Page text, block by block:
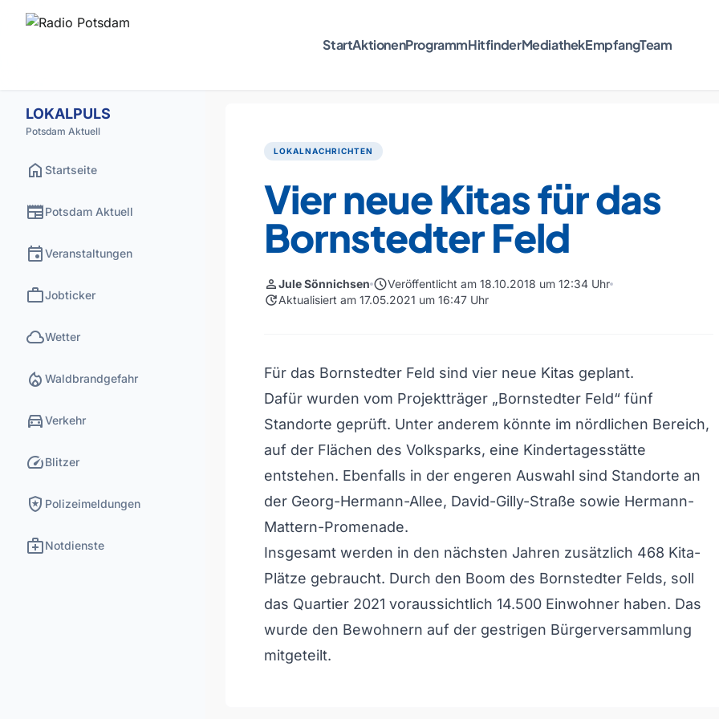
StartAktionenProgrammHitfinderMediathekEmpfangTeam
LOKALPULS
Potsdam Aktuell
home Startseite
newspaperPotsdam Aktuell
eventVeranstaltungen
workJobticker
cloudWetter
local_fire_department Waldbrandgefahr
directions_carVerkehr
speedBlitzer
local_police Polizeimeldungen
medical_servicesNotdienste
LOKALNACHRICHTEN
Vier neue Kitas für das
Bornstedter Feld
personJule Sönnichsen scheduleVeröffentlicht am 18.10.2018 um 12:34 Uhr
updateAktualisiert am 17.05.2021 um 16:47 Uhr
Für das Bornstedter Feld sind vier neue Kitas geplant.
Dafür wurden vom Projektträger „Bornstedter Feld“ fünf
Standorte geprüft. Unter anderem könnte im nördlichen Bereich,
auf der Flächen des Volksparks, eine Kindertagesstätte
entstehen. Ebenfalls in der engeren Auswahl sind Standorte an
der Georg-Hermann-Allee, David-Gilly-Straße sowie Hermann-
Mattern-Promenade.
Insgesamt werden in den nächsten Jahren zusätzlich 468 Kita-
Plätze gebraucht. Durch den Boom des Bornstedter Felds, soll
das Quartier 2021 voraussichtlich 14.500 Einwohner haben. Das
wurde den Bewohnern auf der gestrigen Bürgerversammlung
mitgeteilt.